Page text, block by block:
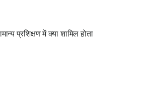
प्रशिक्षण में क्या शामिल होता